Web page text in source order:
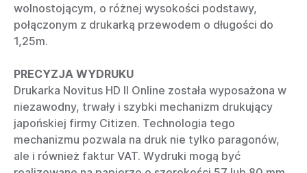
wolnostojącym, o różnej wysokości podstawy,
połączonym z drukarką przewodem o długości do
1,25m.
PRECYZJA WYDRUKU
Drukarka Novitus HD II Online została wyposażona w
niezawodny, trwały i szybki mechanizm drukujący
japońskiej firmy Citizen. Technologia tego
mechanizmu pozwala na druk nie tylko paragonów,
ale i również faktur VAT. Wydruki mogą być